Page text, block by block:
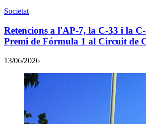
Societat
Retencions a l'AP-7, la C-33 i la
Premi de Fórmula 1 al Circuit de
13/06/2026